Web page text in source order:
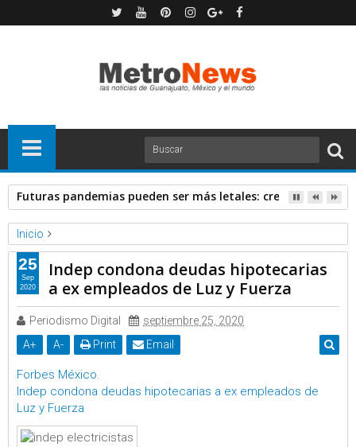
Futuras pandemias pueden ser más letales: creadora de
Inicio
Forbes
Noticias
Indep condona deudas hipotecarias a ex empleados de Luz y
Fuerza
Indep condona deudas hipotecarias
a ex empleados de Luz y Fuerza
Periodismo Digital
septiembre 25, 2020
A+ A- Print Email
Forbes México.
Indep condona deudas hipotecarias a ex empleados de
Luz y Fuerza
25
Sep
2020